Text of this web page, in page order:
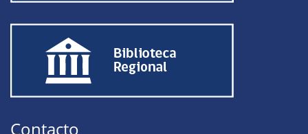
Contacto